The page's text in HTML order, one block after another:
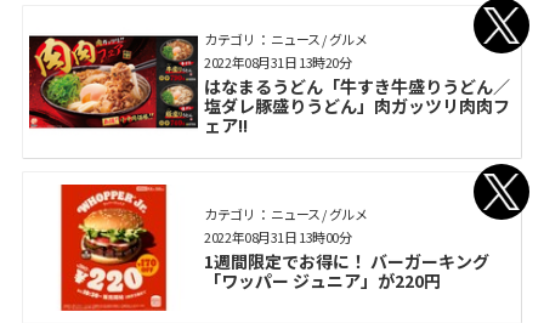
カテゴリ： ニュース / グルメ
はなまるうどん「牛すき牛盛りうどん／
塩ダレ豚盛りうどん」肉ガッツリ肉肉フ
ェア!!
2022年08月31日 13時20分
カテゴリ： ニュース / グルメ
1週間限定でお得に！ バーガーキング
「ワッパー ジュニア」が220円
2022年08月31日 13時00分